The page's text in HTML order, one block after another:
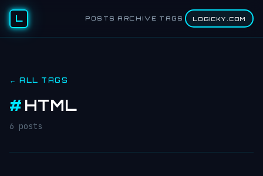
L POSTS ARCHIVE TAGS LOGICKY.COM
← ALL TAGS
# HTML
6 posts